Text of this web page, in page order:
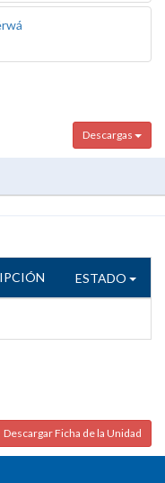
Descargas
ESTADO
Descargar Ficha de la Unidad